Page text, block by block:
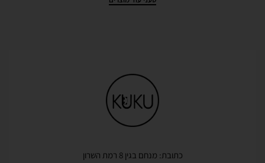
כתובת: מנחם בגין 8 רמת השרון